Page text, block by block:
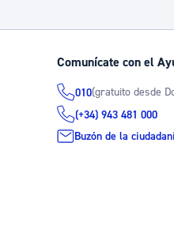
Comunícate con el
010(gratuito desde
(+34) 943 481 000
Buzón de la